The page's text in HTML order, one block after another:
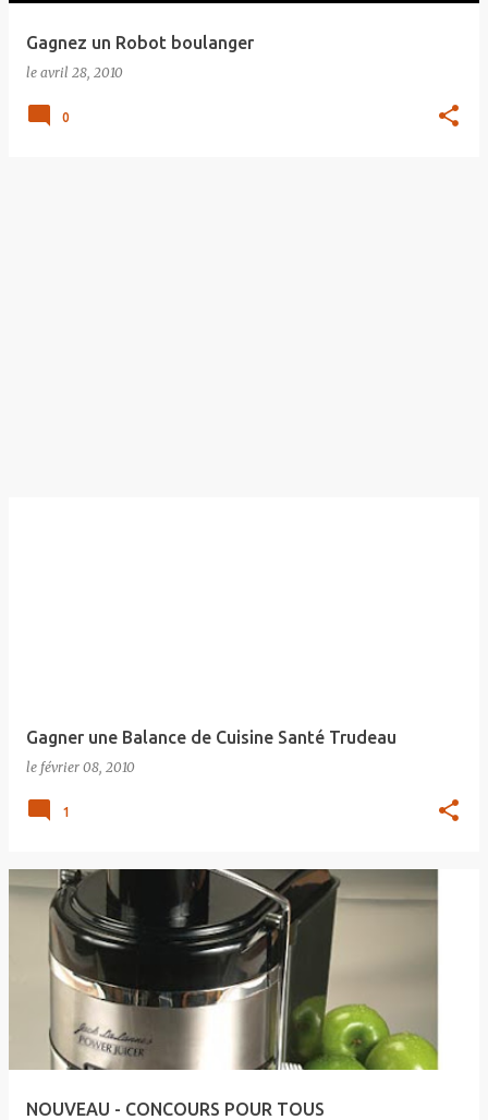
Gagnez un Robot boulanger
le avril 28, 2010
0
Gagner une Balance de Cuisine Santé Trudeau
le février 08, 2010
1
NOUVEAU - CONCOURS POUR TOUS